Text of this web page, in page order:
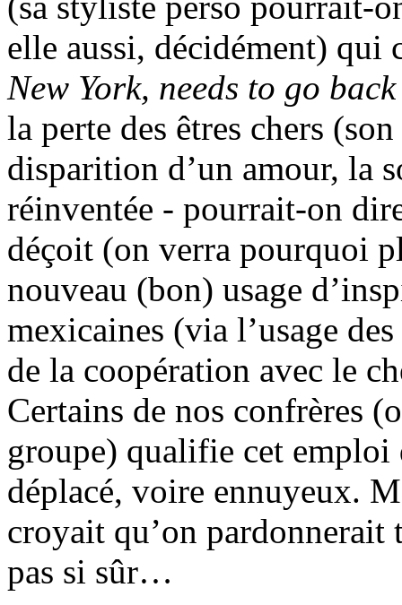
elle aussi, décidément) qui
New York, needs to go
la perte des êtres chers
disparition d’un amour, la
réinventée - pourrait-on
déçoit (on verra pourquoi
nouveau (bon) usage
mexicaines (via l’usage
de la coopération avec le
Certains de nos confrères
groupe) qualifie cet emploi
déplacé, voire ennuyeux.
croyait qu’on pardonnerait
pas si sûr…